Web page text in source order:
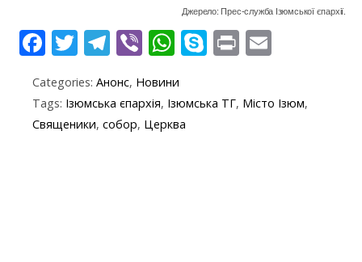
Джерело: Прес-служба Ізюмської єпархії.
F
e
b
T
itt
er
T
e
gr
Vi
er
W
at
s
S
y
Pr
t ai
Categories: Анонс, Новини
Tags: Ізюмська єпархія, Ізюмська ТГ, Місто Ізюм,
Священики, собор, Церква